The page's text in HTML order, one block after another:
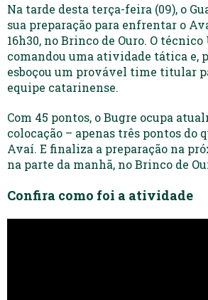
Na tarde desta terça-feira (09), o
sua preparação para enfrentar o
16h30, no Brinco de Ouro. O
comandou uma atividade tática e,
esboçou um provável time titular
equipe catarinense.
Com 45 pontos, o Bugre ocupa
colocação – apenas três pontos do
Avaí. E finaliza a preparação na
na parte da manhã, no Brinco de
Confira como foi a atividade